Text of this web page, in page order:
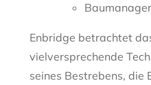
Enbridge betrachtet
vielversprechende
seines Bestrebens, die